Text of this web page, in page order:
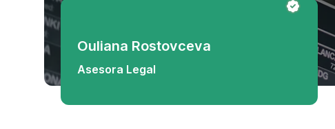
Ouliana Rostovceva
Asesora Legal